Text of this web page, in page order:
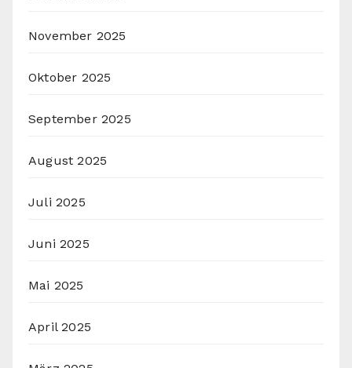
November 2025
Oktober 2025
September 2025
August 2025
Juli 2025
Juni 2025
Mai 2025
April 2025